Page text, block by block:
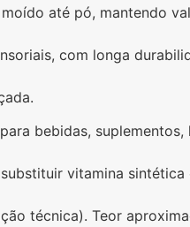
até pó, mantendo
com longa
bebidas, suplementos,
vitamina sintética
técnica). Teor